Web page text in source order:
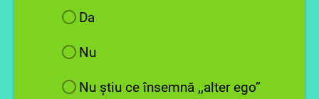
Da
Nu
Nu știu ce însemnă ,,alter ego”